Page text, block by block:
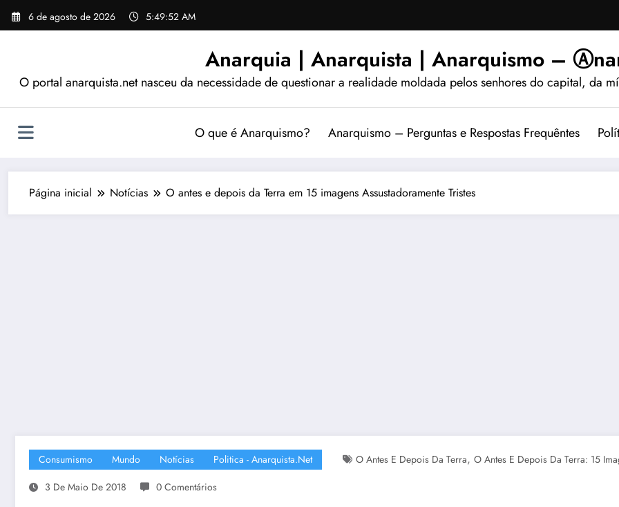
Pular
para
6 de agosto de 2026 5:49:54 AM
Anarquia | Anarquista | Anarquismo –
O portal anarquista.net nasceu da necessidade de questionar a realidade moldada pelos senhores do capital, da
O que é Anarquismo? Anarquismo – Perguntas e Respostas Frequêntes
Página inicial Notícias O antes e depois da Terra em 15 imagens Assustadoramente Tristes
Consumismo Mundo Notícias Politica - Anarquista.net O Antes E Depois Da Terra, O Antes E Depois Da Terra: 15
3 De Maio De 2018
0 Comentários